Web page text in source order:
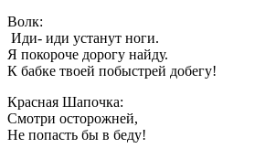
Волк:
Иди- иди устанут ноги.
Я покороче дорогу найду.
К бабке твоей побыстрей добегу!
Красная Шапочка:
Смотри осторожней,
Не попасть бы в беду!